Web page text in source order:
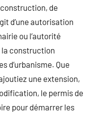
de
d’une autorisation
ou l’autorité
la construction
d’urbanisme. Que
une extension,
le permis de
pour démarrer les